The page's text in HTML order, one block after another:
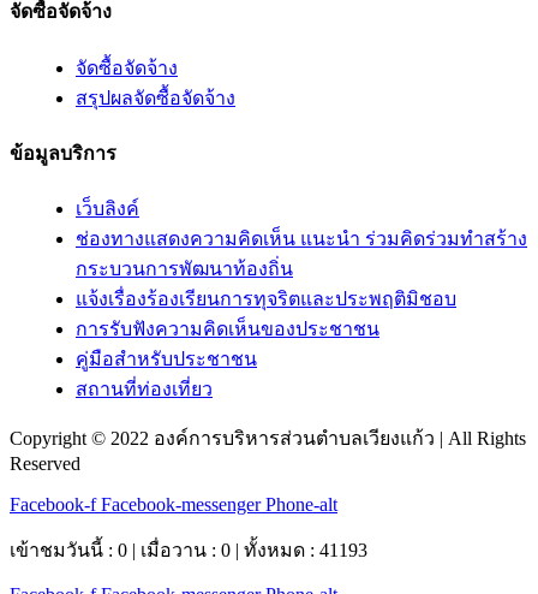
จัดซื้อจัดจ้าง
จัดซื้อจัดจ้าง
สรุปผลจัดซื้อจัดจ้าง
ข้อมูลบริการ
เว็บลิงค์
ช่องทางแสดงความคิดเห็น แนะนำ ร่วมคิดร่วมทำสร้าง
กระบวนการพัฒนาท้องถิ่น
แจ้งเรื่องร้องเรียนการทุจริตและประพฤติมิชอบ
การรับฟังความคิดเห็นของประชาชน
คู่มือสำหรับประชาชน
สถานที่ท่องเที่ยว
Copyright © 2022 องค์การบริหารส่วนตำบลเวียงแก้ว | All Rights
Reserved
Facebook-f Facebook-messenger Phone-alt
เข้าชมวันนี้ : 0 | เมื่อวาน : 0 | ทั้งหมด : 41193